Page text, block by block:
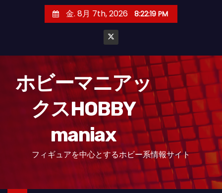
金. 8月 7th, 2026 8:22:20 PM
ホビーマニアッ
クスHOBBY
maniax
フィギュアを中心とするホビー系情報サイト